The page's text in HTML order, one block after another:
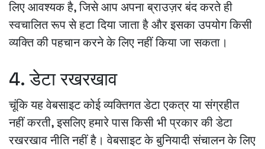
लिए आवश्यक है, जिसे आप अपना ब्राउज़र बंद करते ही
स्वचालित रूप से हटा दिया जाता है और इसका उपयोग किसी
व्यक्ति की पहचान करने के लिए नहीं किया जा सकता।
4. डेटा रखरखाव
चूंकि यह वेबसाइट कोई व्यक्तिगत डेटा एकत्र या संग्रहीत
नहीं करती, इसलिए हमारे पास किसी भी प्रकार की डेटा
रखरखाव नीति नहीं है। वेबसाइट के बुनियादी संचालन के लिए